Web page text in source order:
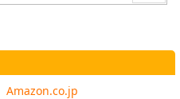
Amazon.co.jp